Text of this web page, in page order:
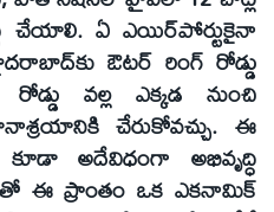
చేయాలి. ఏ ఎయిర్‌పోర్టుకైనా
ఔటర్‌ రింగ్‌ రోడ్డు
వల్ల ఎక్కడ నుంచి
చేరుకోవచ్చు. ఈ
అదేవిధంగా అభివృద్ధి
ఈ ప్రాంతం ఒక ఎకనామిక్‌